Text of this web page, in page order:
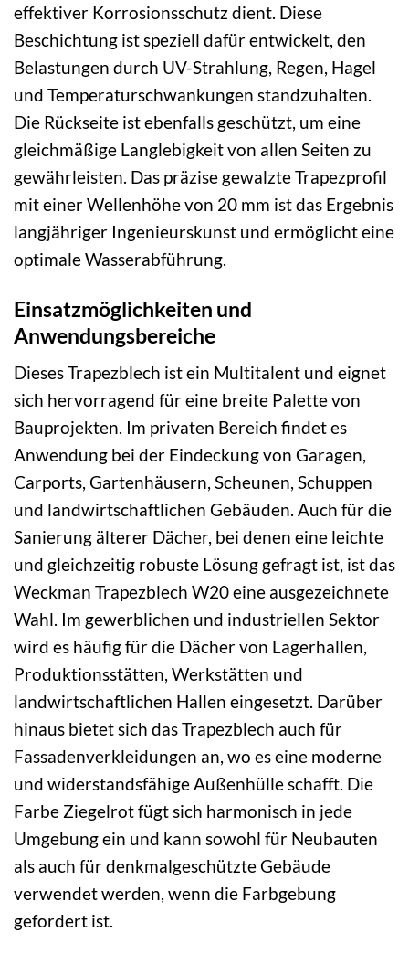
effektiver Korrosionsschutz dient. Diese
Beschichtung ist speziell dafür entwickelt, den
Belastungen durch UV-Strahlung, Regen, Hagel
und Temperaturschwankungen standzuhalten.
Die Rückseite ist ebenfalls geschützt, um eine
gleichmäßige Langlebigkeit von allen Seiten zu
gewährleisten. Das präzise gewalzte Trapezprofil
mit einer Wellenhöhe von 20 mm ist das Ergebnis
langjähriger Ingenieurskunst und ermöglicht eine
optimale Wasserabführung.
Einsatzmöglichkeiten und
Anwendungsbereiche
Dieses Trapezblech ist ein Multitalent und eignet
sich hervorragend für eine breite Palette von
Bauprojekten. Im privaten Bereich findet es
Anwendung bei der Eindeckung von Garagen,
Carports, Gartenhäusern, Scheunen, Schuppen
und landwirtschaftlichen Gebäuden. Auch für die
Sanierung älterer Dächer, bei denen eine leichte
und gleichzeitig robuste Lösung gefragt ist, ist das
Weckman Trapezblech W20 eine ausgezeichnete
Wahl. Im gewerblichen und industriellen Sektor
wird es häufig für die Dächer von Lagerhallen,
Produktionsstätten, Werkstätten und
landwirtschaftlichen Hallen eingesetzt. Darüber
hinaus bietet sich das Trapezblech auch für
Fassadenverkleidungen an, wo es eine moderne
und widerstandsfähige Außenhülle schafft. Die
Farbe Ziegelrot fügt sich harmonisch in jede
Umgebung ein und kann sowohl für Neubauten
als auch für denkmalgeschützte Gebäude
verwendet werden, wenn die Farbgebung
gefordert ist.